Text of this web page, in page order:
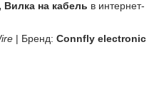
Вилка на кабель в интернет-
| Бренд:Connfly electronic